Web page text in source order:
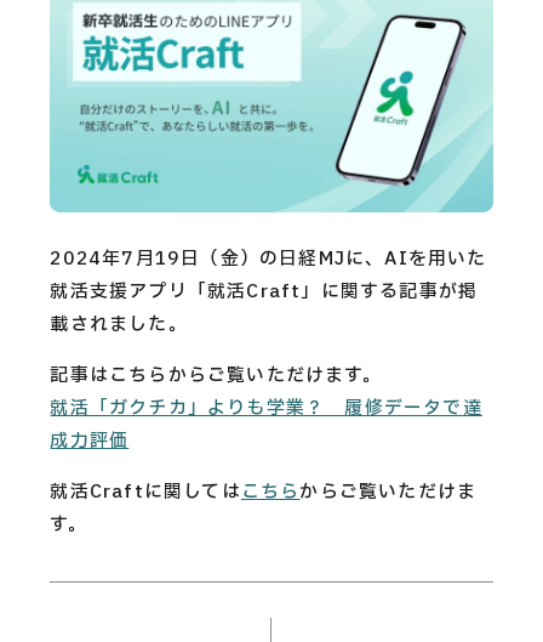
MEMBERS
CAREERS
CONTACT
Privacy Policy
2024年7月19日（金）の日経MJに、AIを用いた
就活支援アプリ「就活Craft」に関する記事が掲
載されました。
記事はこちらからご覧いただけます。
就活「ガクチカ」よりも学業？ 履修データで達
成力評価
就活Craftに関してはこちらからご覧いただけま
す。